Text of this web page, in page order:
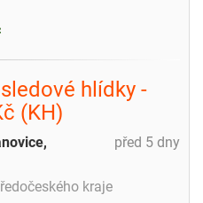
hlídky -
(KH)
před 5 dny
kraje